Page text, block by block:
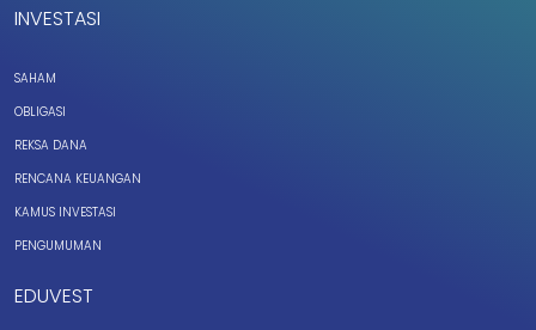
INVESTASI
SAHAM
OBLIGASI
REKSA DANA
RENCANA KEUANGAN
KAMUS INVESTASI
PENGUMUMAN
EDUVEST